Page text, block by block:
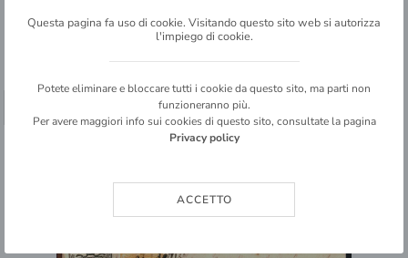
€ 300,00
INVENDUTO
Questa pagina fa uso di cookie. Visitando questo sito web si autorizza
l'impiego di cookie.
Potete eliminare e bloccare tutti i cookie da questo sito, ma parti non
funzioneranno più.
Per avere maggiori info sui cookies di questo sito, consultate la pagina
Privacy policy
ACCETTO